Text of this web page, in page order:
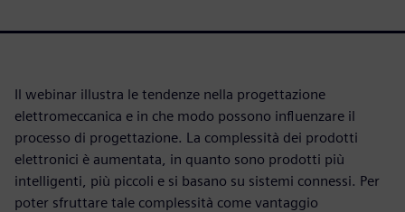
Il webinar illustra le tendenze nella progettazione
elettromeccanica e in che modo possono influenzare il
processo di progettazione. La complessità dei prodotti
elettronici è aumentata, in quanto sono prodotti più
intelligenti, più piccoli e si basano su sistemi connessi. Per
poter sfruttare tale complessità come vantaggio